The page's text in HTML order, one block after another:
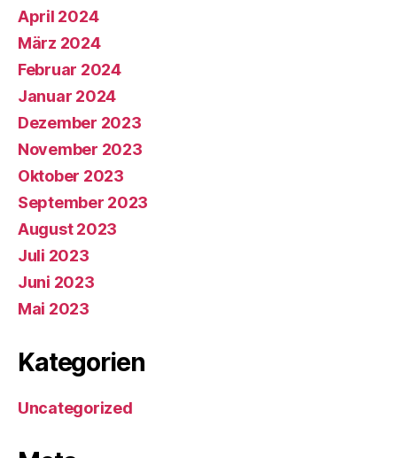
April 2024
März 2024
Februar 2024
Januar 2024
Dezember 2023
November 2023
Oktober 2023
September 2023
August 2023
Juli 2023
Juni 2023
Mai 2023
Kategorien
Uncategorized